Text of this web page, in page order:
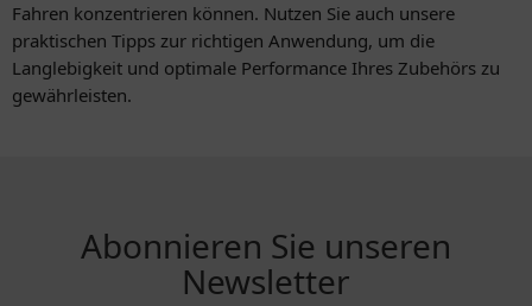
Fahren konzentrieren können. Nutzen Sie auch unsere
praktischen Tipps zur richtigen Anwendung, um die
Langlebigkeit und optimale Performance Ihres Zubehörs zu
gewährleisten.
Abonnieren Sie unseren
Newsletter